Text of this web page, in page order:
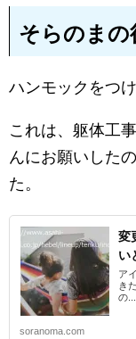
そらのま
ハンモックをつ
これは、躯体工
んにお願いした
た。
変
い
ア
き
の...
soranoma.com